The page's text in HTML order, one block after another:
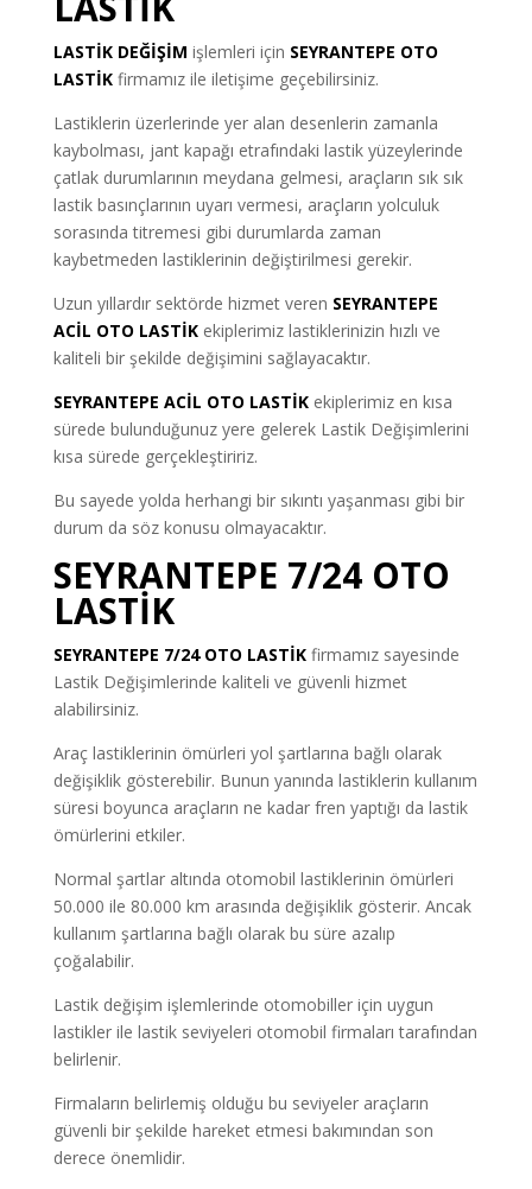
LASTİK DEĞİŞİM işlemleri için SEYRANTEPE OTO
LASTİKfirmamız ile iletişime geçebilirsiniz.
Lastiklerin üzerlerinde yer alan desenlerin zamanla
kaybolması, jant kapağı etrafındaki lastik yüzeylerinde
çatlak durumlarının meydana gelmesi, araçların sık sık
lastik basınçlarının uyarı vermesi, araçların yolculuk
sorasında titremesi gibi durumlarda zaman
kaybetmeden lastiklerinin değiştirilmesi gerekir.
Uzun yıllardır sektörde hizmet veren SEYRANTEPE
ACİL OTO LASTİKekiplerimiz lastiklerinizin hızlı ve
kaliteli bir şekilde değişimini sağlayacaktır.
SEYRANTEPE ACİL OTO LASTİKekiplerimiz en kısa
sürede bulunduğunuz yere gelerek Lastik Değişimlerini
kısa sürede gerçekleştiririz.
Bu sayede yolda herhangi bir sıkıntı yaşanması gibi bir
durum da söz konusu olmayacaktır.
SEYRANTEPE 7/24 OTO
LASTİK
SEYRANTEPE 7/24 OTO LASTİKfirmamız sayesinde
Lastik Değişimlerinde kaliteli ve güvenli hizmet
alabilirsiniz.
Araç lastiklerinin ömürleri yol şartlarına bağlı olarak
değişiklik gösterebilir. Bunun yanında lastiklerin kullanım
süresi boyunca araçların ne kadar fren yaptığı da lastik
ömürlerini etkiler.
Normal şartlar altında otomobil lastiklerinin ömürleri
50.000 ile 80.000 km arasında değişiklik gösterir. Ancak
kullanım şartlarına bağlı olarak bu süre azalıp
çoğalabilir.
Lastik değişim işlemlerinde otomobiller için uygun
lastikler ile lastik seviyeleri otomobil firmaları tarafından
belirlenir.
Firmaların belirlemiş olduğu bu seviyeler araçların
güvenli bir şekilde hareket etmesi bakımından son
derece önemlidir.